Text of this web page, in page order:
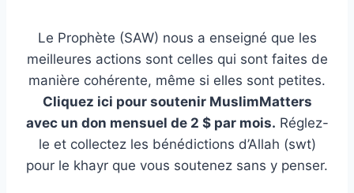
Le Prophète (SAW) nous a enseigné que les
meilleures actions sont celles qui sont faites de
manière cohérente, même si elles sont petites.
Cliquez ici pour soutenir MuslimMatters
avec un don mensuel de 2 $ par mois. Réglez-
le et collectez les bénédictions d’Allah (swt)
pour le khayr que vous soutenez sans y penser.